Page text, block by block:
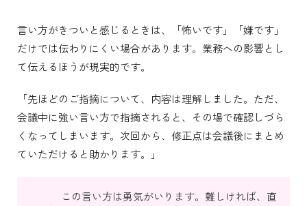
言い方がきついと感じるときは、「怖いです」「嫌です」
だけでは伝わりにくい場合があります。業務への影響とし
て伝えるほうが現実的です。
「先ほどのご指摘について、内容は理解しました。ただ、
会議中に強い言い方で指摘されると、その場で確認しづら
くなってしまいます。次回から、修正点は会議後にまとめ
ていただけると助かります。」
この言い方は勇気がいります。難しければ、直